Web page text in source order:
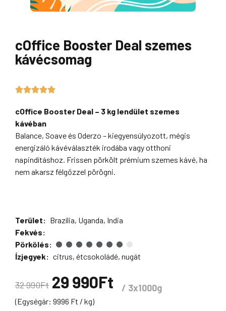
cOffice Booster Deal szemes
kávécsomag
5/5
cOffice Booster Deal – 3 kg lendület szemes
kávéban
Balance, Soave és Oderzo – kiegyensúlyozott, mégis
energizáló kávéválaszték irodába vagy otthoni
napindításhoz. Frissen pörkölt prémium szemes kávé, ha
nem akarsz félgőzzel pörögni.
Terület: Brazília, Uganda, India
Fekvés:
Pörkölés:
Ízjegyek: citrus, étcsokoládé, nugát
3x1000g
32 990Ft Original
price
29 990Ft Current
(Egységár: 9996 Ft / kg)